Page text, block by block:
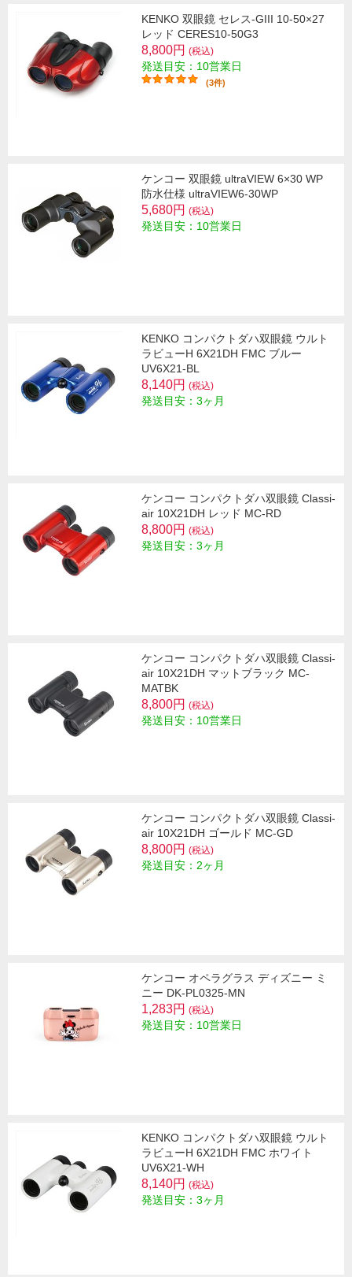
KENKO 双眼鏡 セレス-GIII 10-50×27
レッド CERES10-50G3
8,800円 (税込)
発送目安：10営業日
(3件)
ケンコー 双眼鏡 ultraVIEW 6×30 WP
防水仕様 ultraVIEW6-30WP
5,680円 (税込)
発送目安：10営業日
KENKO コンパクトダハ双眼鏡 ウルト
ラビューH 6X21DH FMC ブルー
UV6X21-BL
8,140円 (税込)
発送目安：3ヶ月
ケンコー コンパクトダハ双眼鏡 Classi-
air 10X21DH レッド MC-RD
8,800円 (税込)
発送目安：3ヶ月
ケンコー コンパクトダハ双眼鏡 Classi-
air 10X21DH マットブラック MC-
MATBK
8,800円 (税込)
発送目安：10営業日
ケンコー コンパクトダハ双眼鏡 Classi-
air 10X21DH ゴールド MC-GD
8,800円 (税込)
発送目安：2ヶ月
ケンコー オペラグラス ディズニー ミ
ニー DK-PL0325-MN
1,283円 (税込)
発送目安：10営業日
KENKO コンパクトダハ双眼鏡 ウルト
ラビューH 6X21DH FMC ホワイト
UV6X21-WH
8,140円 (税込)
発送目安：3ヶ月